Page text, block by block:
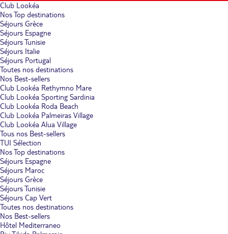
Club Lookéa
Nos Top destinations
Séjours Grèce
Séjours Espagne
Séjours Tunisie
Séjours Italie
Séjours Portugal
Toutes nos destinations
Nos Best-sellers
Club Lookéa Rethymno Mare
Club Lookéa Sporting Sardinia
Club Lookéa Roda Beach
Club Lookéa Palmeiras Village
Club Lookéa Alua Village
Tous nos Best-sellers
TUI Sélection
Nos Top destinations
Séjours Espagne
Séjours Maroc
Séjours Grèce
Séjours Tunisie
Séjours Cap Vert
Toutes nos destinations
Nos Best-sellers
Hôtel Mediterraneo